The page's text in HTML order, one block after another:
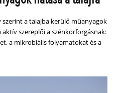
a talajba kerülő műanyagok
szereplői a szénkörforgásnak:
a mikrobiális folyamatokat és a